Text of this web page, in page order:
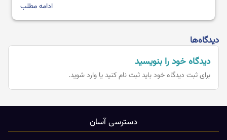
ادامه مطلب
دیدگاه‌ها
دیدگاه خود را بنویسید
برای ثبت دیدگاه خود بایدثبت نام کنید یا وارد شوید.
دسترسی آسان